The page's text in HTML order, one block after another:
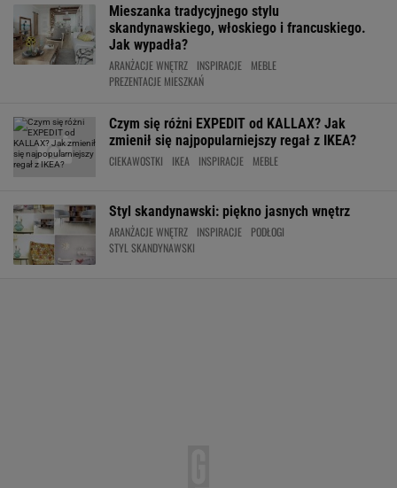
Mieszanka tradycyjnego stylu
skandynawskiego, włoskiego i francuskiego.
Jak wypadła?
ARANŻACJE WNĘTRZ INSPIRACJE
MEBLE
PREZENTACJE MIESZKAŃ
Czym się różni EXPEDIT od KALLAX? Jak
zmienił się najpopularniejszy regał z IKEA?
CIEKAWOSTKI IKEA INSPIRACJE MEBLE
Styl skandynawski: piękno jasnych wnętrz
ARANŻACJE WNĘTRZ INSPIRACJE
PODŁOGI
STYL SKANDYNAWSKI